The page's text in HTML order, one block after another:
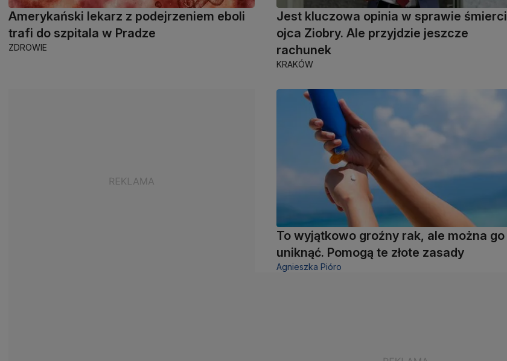
Amerykański lekarz z podejrzeniem eboli
trafi do szpitala w Pradze
ZDROWIE
Jest kluczowa opinia w sprawie śmierci
ojca Ziobry. Ale przyjdzie jeszcze
rachunek
KRAKÓW
To wyjątkowo groźny rak, ale można go
uniknąć. Pomogą te złote zasady
Agnieszka Pióro